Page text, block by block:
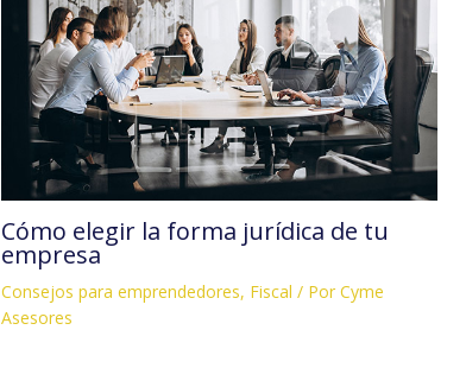
Cómo elegir la forma jurídica de tu
empresa
Consejos para emprendedores, Fiscal / Por Cyme
Asesores